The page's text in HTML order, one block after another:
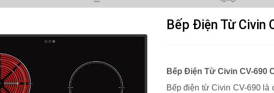
Bếp Điện Từ Civin
Bếp Điện Từ Civin CV-690
Bếp điện từ Civin CV-690